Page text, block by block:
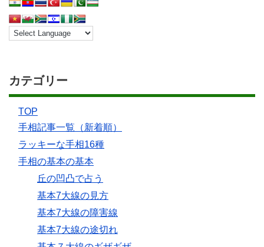
カテゴリー
TOP
手相記事一覧（新着順）
ラッキーな手相16種
手相の基本の基本
丘の凹凸で占う
基本7大線の見方
基本7大線の障害線
基本7大線の途切れ